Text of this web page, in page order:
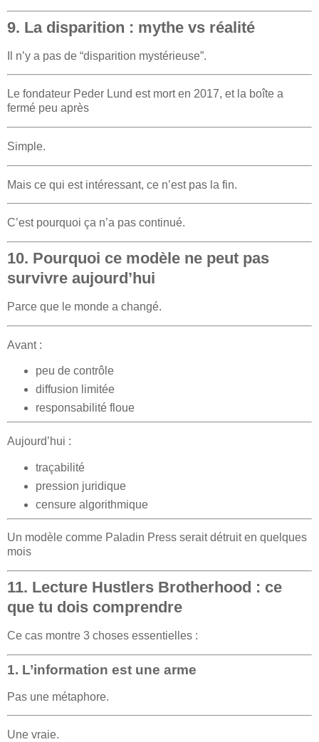
9. La disparition : mythe vs réalité
Il n’y a pas de “disparition mystérieuse”.
Le fondateur Peder Lund est mort en 2017, et la boîte a
fermé peu après
Simple.
Mais ce qui est intéressant, ce n’est pas la fin.
C’est pourquoi ça n’a pas continué.
10. Pourquoi ce modèle ne peut pas
survivre aujourd’hui
Parce que le monde a changé.
Avant :
peu de contrôle
diffusion limitée
responsabilité floue
Aujourd’hui :
traçabilité
pression juridique
censure algorithmique
Un modèle comme Paladin Press serait détruit en quelques
mois
11. Lecture Hustlers Brotherhood : ce
que tu dois comprendre
Ce cas montre 3 choses essentielles :
1. L’information est une arme
Pas une métaphore.
Une vraie.